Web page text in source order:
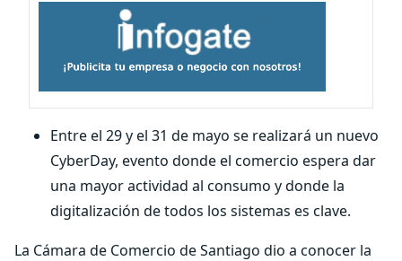
Entre el 29 y el 31 de mayo se realizará un nuevo
CyberDay, evento donde el comercio espera dar
una mayor actividad al consumo y donde la
digitalización de todos los sistemas es clave.
La Cámara de Comercio de Santiago dio a conocer la